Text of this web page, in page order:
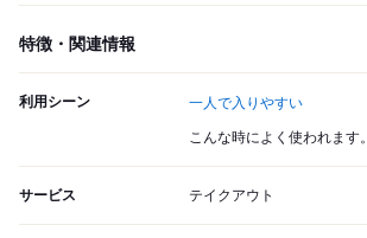
特徴・関連情報
利用シーン 一人で入りやすい
こんな時によく使われます。
サービス テイクアウト